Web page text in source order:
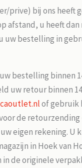
prive) bij ons heeft
afstand, u heeft dan
uw bestelling in
bestelling binnen
uw retour binnen
of gebruik
de
eigen rekening.
in Hoek van
de originele